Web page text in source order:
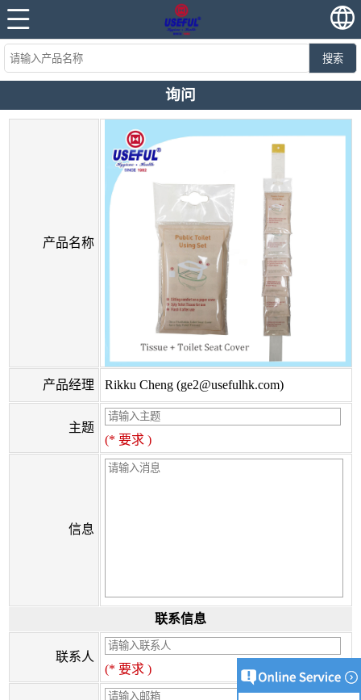
搜索
询问
产品名称
产品经理 Rikku Cheng (ge2@usefulhk.com)
主题
(* 要求 )
信息
联系信息
联系人
(* 要求 )